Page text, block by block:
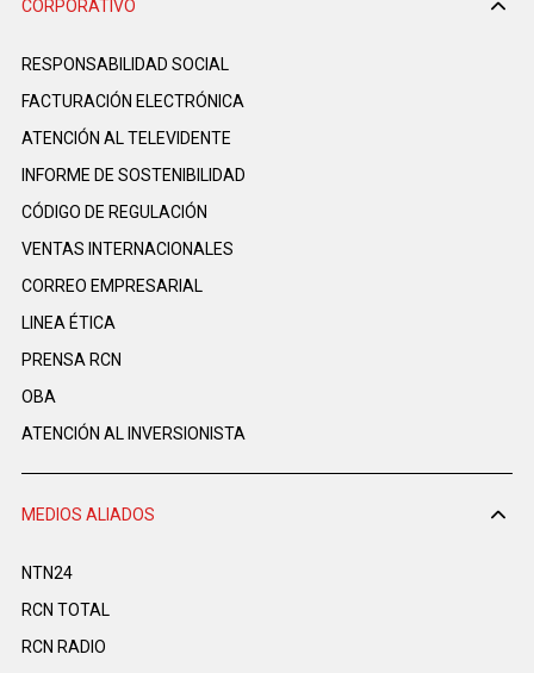
CORPORATIVO
RESPONSABILIDAD SOCIAL
FACTURACIÓN ELECTRÓNICA
ATENCIÓN AL TELEVIDENTE
INFORME DE SOSTENIBILIDAD
CÓDIGO DE REGULACIÓN
VENTAS INTERNACIONALES
CORREO EMPRESARIAL
LINEA ÉTICA
PRENSA RCN
OBA
ATENCIÓN AL INVERSIONISTA
MEDIOS ALIADOS
NTN24
RCN TOTAL
RCN RADIO